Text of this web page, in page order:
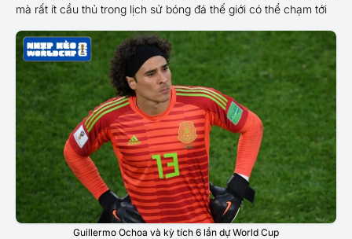
mà rất ít cầu thủ trong lịch sử bóng đá thế giới có thể chạm tới
Guillermo Ochoa và kỳ tích 6 lần dự World Cup